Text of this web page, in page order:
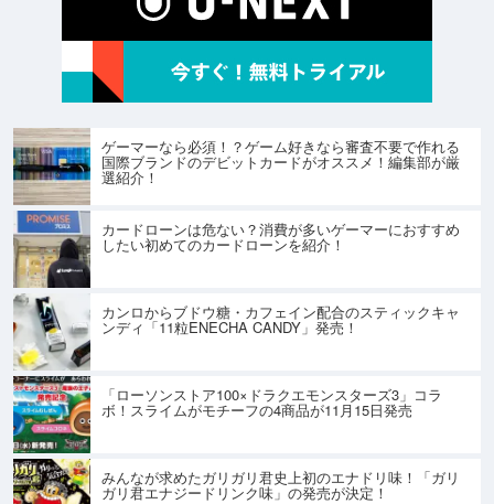
ゲーマーなら必須！？ゲーム好きなら審査不要で作れる
国際ブランドのデビットカードがオススメ！編集部が厳
選紹介！
カードローンは危ない？消費が多いゲーマーにおすすめ
したい初めてのカードローンを紹介！
カンロからブドウ糖・カフェイン配合のスティックキャ
ンディ「11粒ENECHA CANDY」発売！
「ローソンストア100×ドラクエモンスターズ3」コラ
ボ！スライムがモチーフの4商品が11月15日発売
みんなが求めたガリガリ君史上初のエナドリ味！「ガリ
ガリ君エナジードリンク味」の発売が決定！